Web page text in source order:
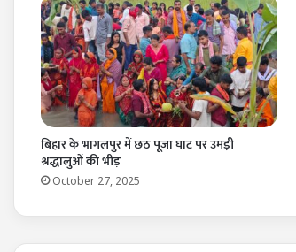
बिहार के भागलपुर में छठ पूजा घाट पर उमड़ी
श्रद्धालुओं की भीड़
October 27, 2025